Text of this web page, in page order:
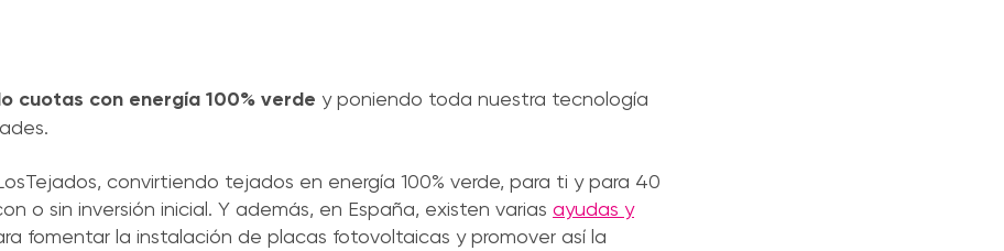
cuotas con energía 100% verde y poniendo toda nuestra tecnología
convirtiendo tejados en energía 100% verde, para ti y para 40
o sin inversión inicial. Y además, en España, existen varias ayudas y
fomentar la instalación de placas fotovoltaicas y promover así la